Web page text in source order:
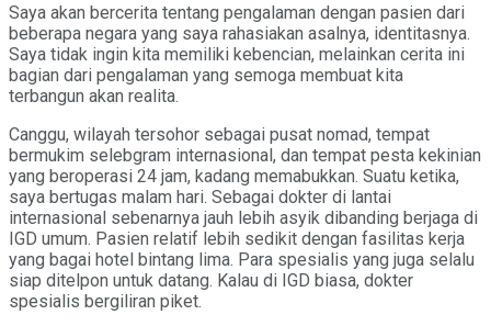
Saya akan bercerita tentang pengalaman dengan pasien dari
beberapa negara yang saya rahasiakan asalnya, identitasnya.
Saya tidak ingin kita memiliki kebencian, melainkan cerita ini
bagian dari pengalaman yang semoga membuat kita
terbangun akan realita.
Canggu, wilayah tersohor sebagai pusat nomad, tempat
bermukim selebgram internasional, dan tempat pesta kekinian
yang beroperasi 24 jam, kadang memabukkan. Suatu ketika,
saya bertugas malam hari. Sebagai dokter di lantai
internasional sebenarnya jauh lebih asyik dibanding berjaga di
IGD umum. Pasien relatif lebih sedikit dengan fasilitas kerja
yang bagai hotel bintang lima. Para spesialis yang juga selalu
siap ditelpon untuk datang. Kalau di IGD biasa, dokter
spesialis bergiliran piket.